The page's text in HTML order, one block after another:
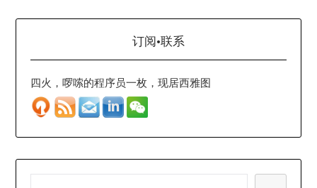
订阅·联系
四火，啰嗦的程序员一枚，现居西雅图